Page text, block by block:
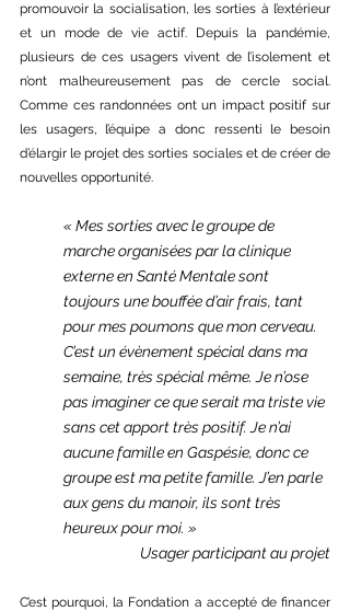
promouvoir la socialisation, les sorties à l’extérieur
et un mode de vie actif. Depuis la pandémie,
plusieurs de ces usagers vivent de l’isolement et
n’ont malheureusement pas de cercle social.
Comme ces randonnées ont un impact positif sur
les usagers, l’équipe a donc ressenti le besoin
d’élargir le projet des sorties sociales et de créer de
nouvelles opportunité.
« Mes sorties avec le groupe de
marche organisées par la clinique
externe en Santé Mentale sont
toujours une bouffée d’air frais, tant
pour mes poumons que mon cerveau.
C’est un évènement spécial dans ma
semaine, très spécial même. Je n’ose
pas imaginer ce que serait ma triste vie
sans cet apport très positif. Je n’ai
aucune famille en Gaspésie, donc ce
groupe est ma petite famille. J’en parle
aux gens du manoir, ils sont très
heureux pour moi. »
Usager participant au projet
C’est pourquoi, la Fondation a accepté de financer